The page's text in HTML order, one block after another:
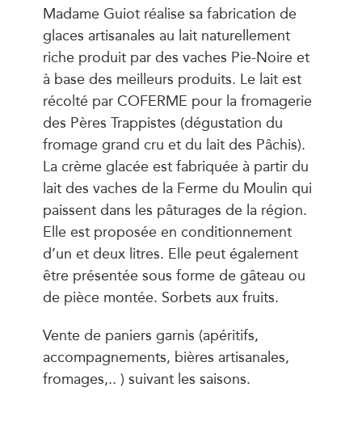
Madame Guiot réalise sa fabrication de
glaces artisanales au lait naturellement
riche produit par des vaches Pie-Noire et
à base des meilleurs produits. Le lait est
récolté par COFERME pour la fromagerie
des Pères Trappistes (dégustation du
fromage grand cru et du lait des Pâchis).
La crème glacée est fabriquée à partir du
lait des vaches de la Ferme du Moulin qui
paissent dans les pâturages de la région.
Elle est proposée en conditionnement
d’un et deux litres. Elle peut également
être présentée sous forme de gâteau ou
de pièce montée. Sorbets aux fruits.
Vente de paniers garnis (apéritifs,
accompagnements, bières artisanales,
fromages,.. ) suivant les saisons.